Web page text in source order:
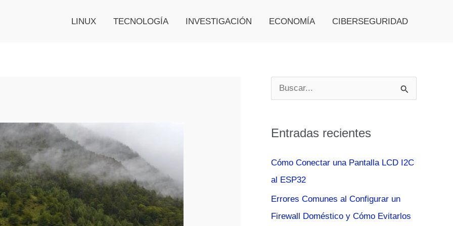
LINUX TECNOLOGÍA INVESTIGACIÓN ECONOMÍA CIBERSEGURIDAD
u
c
o
r
Entradas recientes
Cómo Conectar una Pantalla LCD I2C
al ESP32
Errores Comunes al Configurar un
Firewall Doméstico y Cómo Evitarlos